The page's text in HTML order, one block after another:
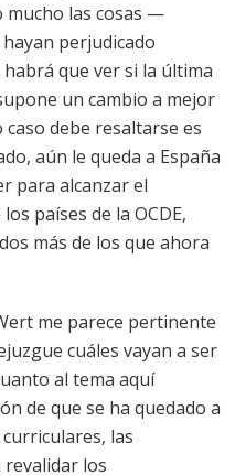
mucho las cosas —
perjudicado
que ver si la última
un cambio a mejor
debe resaltarse es
aún le queda a España
para alcanzar el
países de la OCDE,
más de los que ahora
me parece pertinente
cuáles vayan a ser
al tema aquí
de que se ha quedado a
las
los